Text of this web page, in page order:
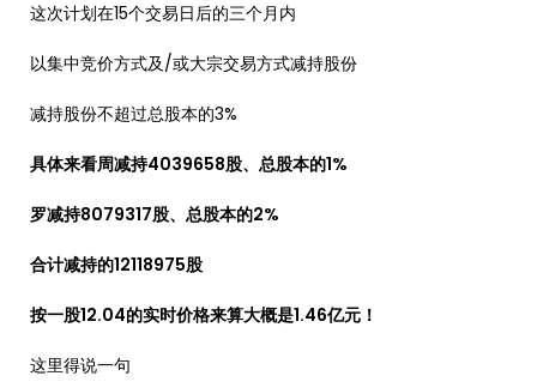
这次计划在15个交易日后的三个月内
以集中竞价方式及/或大宗交易方式减持股份
减持股份不超过总股本的3%
具体来看周减持4039658股、总股本的1%
罗减持8079317股、总股本的2%
合计减持的12118975股
按一股12.04的实时价格来算大概是1.46亿元！
这里得说一句